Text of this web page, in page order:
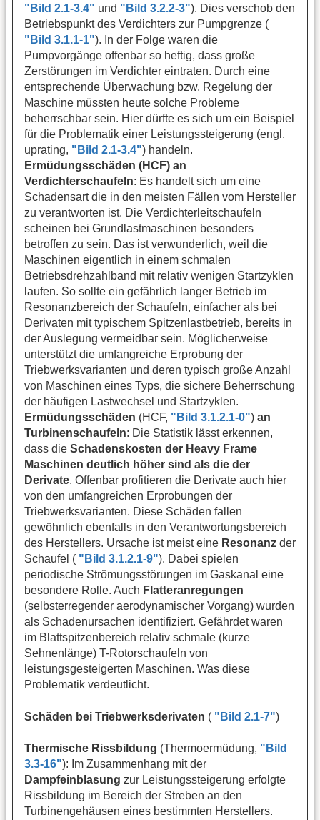
"Bild 2.1-3.4" und "Bild 3.2.2-3"). Dies verschob den
Betriebspunkt des Verdichters zur Pumpgrenze (
"Bild 3.1.1-1"). In der Folge waren die
Pumpvorgänge offenbar so heftig, dass große
Zerstörungen im Verdichter eintraten. Durch eine
entsprechende Überwachung bzw. Regelung der
Maschine müssten heute solche Probleme
beherrschbar sein. Hier dürfte es sich um ein Beispiel
für die Problematik einer Leistungssteigerung (engl.
uprating, "Bild 2.1-3.4") handeln.
Ermüdungsschäden (HCF) an
Verdichterschaufeln: Es handelt sich um eine
Schadensart die in den meisten Fällen vom Hersteller
zu verantworten ist. Die Verdichterleitschaufeln
scheinen bei Grundlastmaschinen besonders
betroffen zu sein. Das ist verwunderlich, weil die
Maschinen eigentlich in einem schmalen
Betriebsdrehzahlband mit relativ wenigen Startzyklen
laufen. So sollte ein gefährlich langer Betrieb im
Resonanzbereich der Schaufeln, einfacher als bei
Derivaten mit typischem Spitzenlastbetrieb, bereits in
der Auslegung vermeidbar sein. Möglicherweise
unterstützt die umfangreiche Erprobung der
Triebwerksvarianten und deren typisch große Anzahl
von Maschinen eines Typs, die sichere Beherrschung
der häufigen Lastwechsel und Startzyklen.
Ermüdungsschäden (HCF, "Bild 3.1.2.1-0") an
Turbinenschaufeln: Die Statistik lässt erkennen,
dass die Schadenskosten der Heavy Frame
Maschinen deutlich höher sind als die der
Derivate. Offenbar profitieren die Derivate auch hier
von den umfangreichen Erprobungen der
Triebwerksvarianten. Diese Schäden fallen
gewöhnlich ebenfalls in den Verantwortungsbereich
des Herstellers. Ursache ist meist eine Resonanz der
Schaufel ( "Bild 3.1.2.1-9"). Dabei spielen
periodische Strömungsstörungen im Gaskanal eine
besondere Rolle. Auch Flatteranregungen
(selbsterregender aerodynamischer Vorgang) wurden
als Schadenursachen identifiziert. Gefährdet waren
im Blattspitzenbereich relativ schmale (kurze
Sehnenlänge) T-Rotorschaufeln von
leistungsgesteigerten Maschinen. Was diese
Problematik verdeutlicht.
Schäden bei Triebwerksderivaten ( "Bild 2.1-7")
Thermische Rissbildung (Thermoermüdung, "Bild
3.3-16"): Im Zusammenhang mit der
Dampfeinblasung zur Leistungssteigerung erfolgte
Rissbildung im Bereich der Streben an den
Turbinengehäusen eines bestimmten Herstellers.